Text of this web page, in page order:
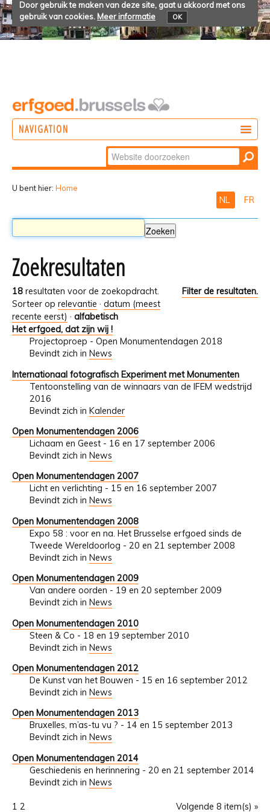
Door gebruik te maken van deze site, gaat u akkoord met ons
gebruik van cookies. Meer informatie OK
NAVIGATION
Zoek
Geavanceerd
U bent hier: Home
NL FR
Zoekresultaten
18 resultaten voor de zoekopdracht.
Filter de resultaten.
Sorteer op relevantie · datum (meest
recente eerst) · alfabetisch
Het erfgoed, dat zijn wij !
Projectoproep - Open Monumentendagen 2018
Bevindt zich in News
Internationaal fotografisch Experiment met Monumenten
Tentoonstelling van de winnaars van de IFEM wedstrijd
2016
Bevindt zich in Kalender
Open Monumentendagen 2006
Lichaam en Geest - 16 en 17 september 2006
Bevindt zich in News
Open Monumentendagen 2007
Licht en verlichting - 15 en 16 september 2007
Bevindt zich in News
Open Monumentendagen 2008
Expo 58 : voor en na. Het Brusselse erfgoed sinds de
Tweede Wereldoorlog - 20 en 21 september 2008
Bevindt zich in News
Open Monumentendagen 2009
Van andere oorden - 19 en 20 september 2009
Bevindt zich in News
Open Monumentendagen 2010
Steen & Co - 18 en 19 september 2010
Bevindt zich in News
Open Monumentendagen 2012
De Kunst van het Bouwen - 15 en 16 september 2012
Bevindt zich in News
Open Monumentendagen 2013
Bruxelles, m’as-tu vu ? - 14 en 15 september 2013
Bevindt zich in News
Open Monumentendagen 2014
Geschiedenis en herinnering - 20 en 21 september 2014
Bevindt zich in News
Volgende 8 item(s) »
1 2